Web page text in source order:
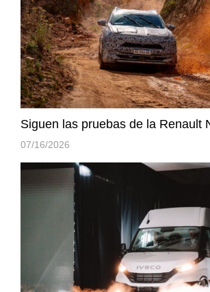
Siguen las pruebas de la Renault
07/16/2026